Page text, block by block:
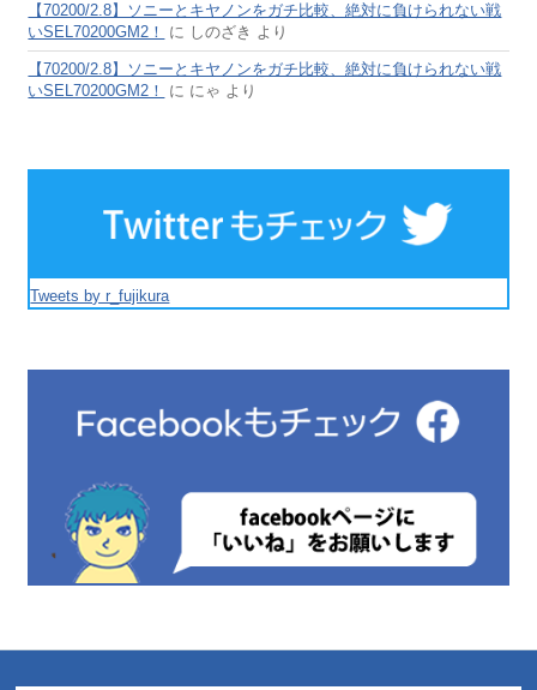
【70200/2.8】ソニーとキヤノンをガチ比較、絶対に負けられない戦
いSEL70200GM2！
に しのざき より
【70200/2.8】ソニーとキヤノンをガチ比較、絶対に負けられない戦
いSEL70200GM2！
に にゃ より
Tweets by r_fujikura